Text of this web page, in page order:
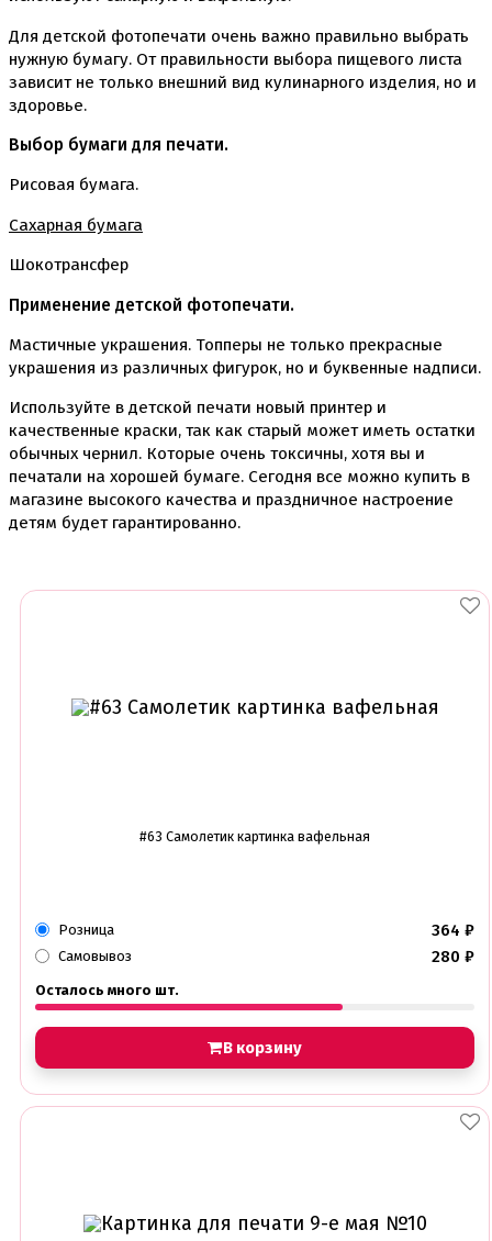
Гелевые красители Россия (топ декор)
Жирорастворимые красители
Кандурины
Красители Kreda жирорастворимые
Красители Украса гелевые
Красители распылители
Креманки, Топпинги, Сиропы, Формы для мороженого
Топпинги, сиропы
Формы для мороженного
Мастика Марципан Паста для лепки
Мастика для торта
Наборы для моделирования
Наборы плунжеров
Новинки в магазине Тортодел
Ножи для кондитера
Оптом товары для кондитеров
Пакеты
Фото печать
1 сентября, День учителя
Из фильмов
Тик-Ток, Лайки
Подложки салфетки
Подложки дерево
Для детской фотопечати очень важно правильно выбрать
нужную бумагу. От правильности выбора пищевого листа
зависит не только внешний вид кулинарного изделия, но и
здоровье.
Выбор бумаги для печати.
Рисовая бумага.
Сахарная бумага
Шокотрансфер
Применение детской фотопечати.
Мастичные украшения. Топперы не только прекрасные
украшения из различных фигурок, но и буквенные надписи.
Используйте в детской печати новый принтер и
качественные краски, так как старый может иметь остатки
обычных чернил. Которые очень токсичны, хотя вы и
печатали на хорошей бумаге. Сегодня все можно купить в
магазине высокого качества и праздничное настроение
детям будет гарантированно.
#63 Самолетик картинка вафельная
Розница 364 ₽
Самовывоз 280 ₽
Осталось много шт.
В корзину